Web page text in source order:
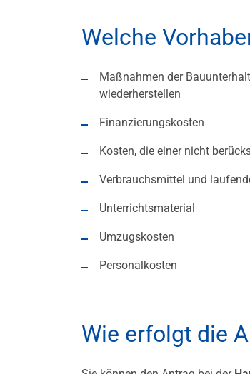
Welche
Maßnahmen der
wiederherstellen
Finanzierungskosten
Kosten, die einer nicht
Verbrauchsmittel und
Unterrichtsmaterial
Umzugskosten
Personalkosten
Wie erfolgt die